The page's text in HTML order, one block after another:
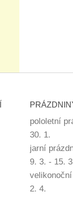
pololetní
30. 1.
jarní
9. 3. - 15.
2. 4.